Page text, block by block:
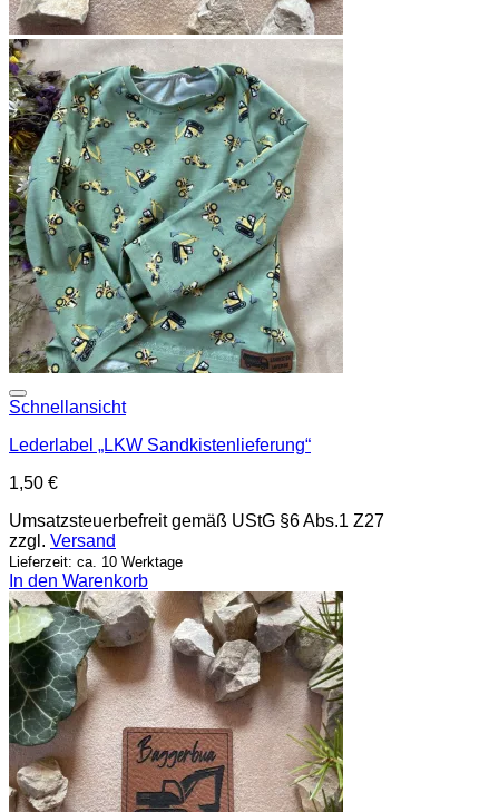
Schnellansicht
Lederlabel „LKW Sandkistenlieferung“
1,50 €
Umsatzsteuerbefreit gemäß UStG §6 Abs.1 Z27
zzgl. Versand
Lieferzeit: ca. 10 Werktage
In den Warenkorb